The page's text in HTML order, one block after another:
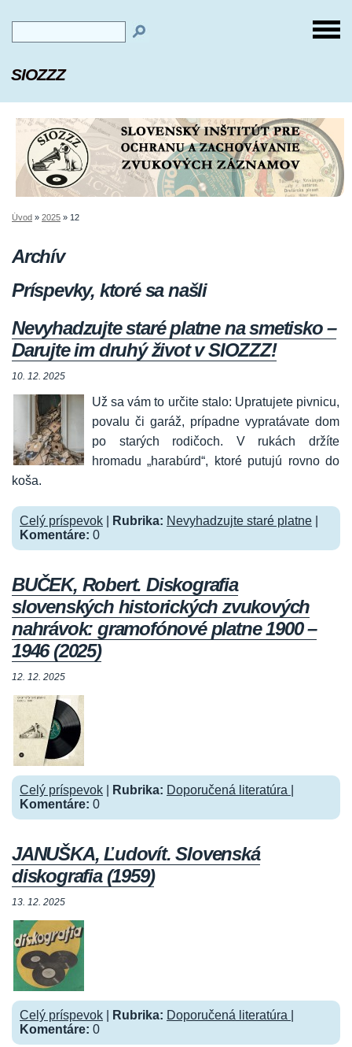
SIOZZZ
Úvod » 2025 » 12
Archív
Príspevky, ktoré sa našli
Nevyhadzujte staré platne na smetisko –
Darujte im druhý život v SIOZZZ!
10. 12. 2025
Už sa vám to určite stalo: Upratujete pivnicu,
povalu či garáž, prípadne vypratávate dom
po starých rodičoch. V rukách držíte
hromadu „harabúrd“, ktoré putujú rovno do
koša.
Celý príspevok Rubrika: Nevyhadzujte staré platne
Komentáre: 0
BUČEK, Robert. Diskografia
slovenských historických zvukových
nahrávok: gramofónové platne 1900 –
1946 (2025)
12. 12. 2025
Celý príspevok Rubrika: Doporučená literatúra
Komentáre: 0
JANUŠKA, Ľudovít. Slovenská
diskografia (1959)
13. 12. 2025
Celý príspevok Rubrika: Doporučená literatúra
Komentáre: 0